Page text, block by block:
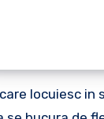
locuiesc